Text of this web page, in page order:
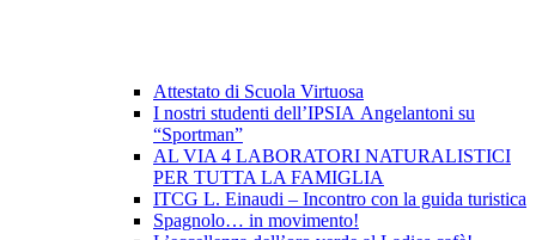
Attestato di Scuola Virtuosa
I nostri studenti dell’IPSIA Angelantoni su
“Sportman”
AL VIA 4 LABORATORI NATURALISTICI
PER TUTTA LA FAMIGLIA
ITCG L. Einaudi – Incontro con la guida turistica
Spagnolo… in movimento!